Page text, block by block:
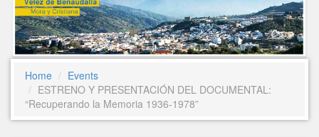
Home
Events
ESTRENO Y PRESENTACIÓN DEL DOCUMENTAL:
“Recuperando la Memoria 1936-1978”